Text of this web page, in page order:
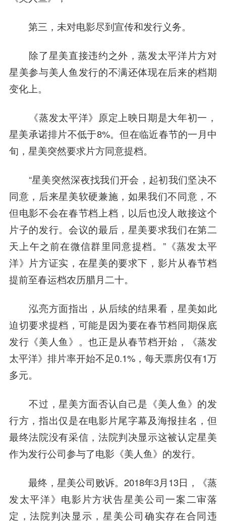
第三，未对电影尽到宣传和发行义务。
除了星美直接违约之外，蒸发太平洋片方对
星美参与美人鱼发行的不满还体现在后来的档期
变化上。
《蒸发太平洋》原定上映日期是大年初一，
星美承诺排片不低于8%。但在临近春节的一月中
旬，星美突然要求片方同意提档。
“星美突然深夜找我们开会，起初我们坚决不
同意，后来星美软硬兼施，如果我们不同意，不
但电影不会在春节档上档，以后也没人敢接这个
片子的发行。会议的最后，星美要求我们在第二
天上午之前在微信群里同意提档。”《蒸发太平
洋》片方证实，在星美的要求下，影片从春节档
提前至春运档农历腊月二十。
泓亮方面指出，从后续的结果看，星美如此
迫切要求提档，可能是因为要在春节档同期保底
发行《美人鱼》。也正是从春节档开始，《蒸发
太平洋》排片率开始不足0.1%，每天票房仅有1万
多元。
不过，星美方面否认自己是《美人鱼》的发
行方，指出仅是在电影片尾字幕及海报挂名，但
最终法院没有采信，法院判决显示这被认定星美
作为发行公司参与了电影《美人鱼》的发行。
最终，星美公司败诉。2018年3月13日，《蒸
发太平洋》电影片方状告星美公司一案二审落
定，法院判决显示，星美公司确实存在合同违